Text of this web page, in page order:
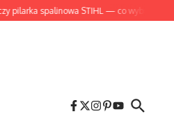
spalinowa STIHL — co wybrać do